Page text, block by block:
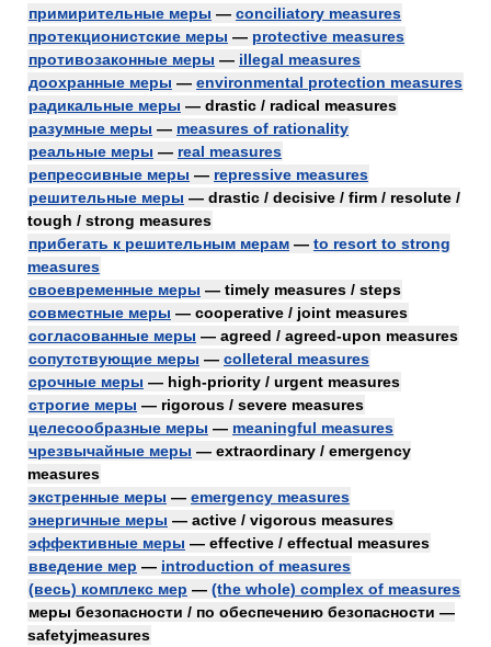
примирительные меры — conciliatory measures
протекционистские меры — protective measures
противозаконные меры — illegal measures
доохранные меры — environmental protection measures
радикальные меры — drastic / radical measures
разумные меры — measures of rationality
реальные меры — real measures
репрессивные меры — repressive measures
решительные меры — drastic / decisive / firm / resolute /
tough / strong measures
прибегать к решительным мерам — to resort to strong
measures
своевременные меры — timely measures / steps
совместные меры — cooperative / joint measures
согласованные меры — agreed / agreed-upon measures
сопутствующие меры — colleteral measures
срочные меры — high-priority / urgent measures
строгие меры — rigorous / severe measures
целесообразные меры — meaningful measures
чрезвычайные меры — extraordinary / emergency
measures
экстренные меры — emergency measures
энергичные меры — active / vigorous measures
эффективные меры — effective / effectual measures
введение мер — introduction of measures
(весь) комплекс мер — (the whole) complex of measures
меры безопасности / по обеспечению безопасности —
safetyjmeasures